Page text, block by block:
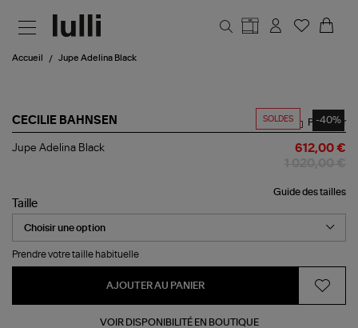
Accueil Jupe Adelina Black
SOLDES -40%
CECILIE BAHNSEN
Jupe
Partager
Jupe Adelina Black 612,00 €
Guide des tailles
Taille
Prendre votre taille habituelle
AJOUTER AU PANIER
VOIR DISPONIBILITÉ EN BOUTIQUE